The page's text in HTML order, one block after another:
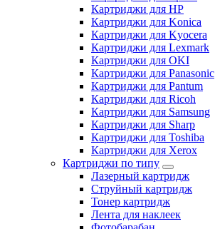
Картриджи для HP
Картриджи для Konica
Картриджи для Kyocera
Картриджи для Lexmark
Картриджи для OKI
Картриджи для Panasonic
Картриджи для Pantum
Картриджи для Ricoh
Картриджи для Samsung
Картриджи для Sharp
Картриджи для Toshiba
Картриджи для Xerox
Картриджи по типу
Лазерный картридж
Струйный картридж
Тонер картридж
Лента для наклеек